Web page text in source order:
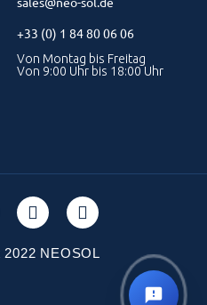
+33 (0) 1 84 80 06 06
Von Montag bis Freitag
Von 9:00 Uhr bis 18:00 Uhr
NEOSOL